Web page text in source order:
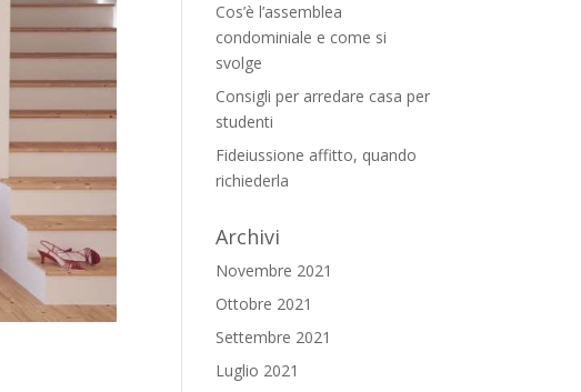
Cos’è l’assemblea
condominiale e come si
svolge
Consigli per arredare casa per
studenti
Fideiussione affitto, quando
richiederla
Archivi
Novembre 2021
Ottobre 2021
Settembre 2021
Luglio 2021